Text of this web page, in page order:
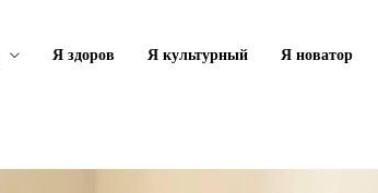
Я здоров Я культурный Я новатор